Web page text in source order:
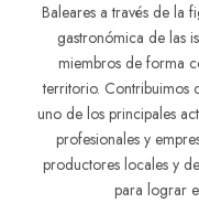
Baleares a través de la
gastronómica de las
miembros de forma
territorio. Contribuimos
uno de los principales
profesionales y
productores locales y
para lograr